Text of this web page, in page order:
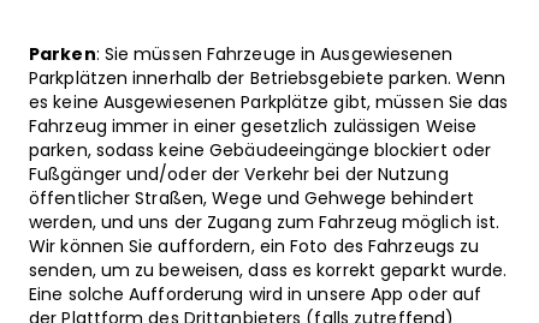
Parken: Sie müssen Fahrzeuge in Ausgewiesenen
Parkplätzen innerhalb der Betriebsgebiete parken. Wenn
es keine Ausgewiesenen Parkplätze gibt, müssen Sie das
Fahrzeug immer in einer gesetzlich zulässigen Weise
parken, sodass keine Gebäudeeingänge blockiert oder
Fußgänger und/oder der Verkehr bei der Nutzung
öffentlicher Straßen, Wege und Gehwege behindert
werden, und uns der Zugang zum Fahrzeug möglich ist.
Wir können Sie auffordern, ein Foto des Fahrzeugs zu
senden, um zu beweisen, dass es korrekt geparkt wurde.
Eine solche Aufforderung wird in unsere App oder auf
der Plattform des Drittanbieters (falls zutreffend)